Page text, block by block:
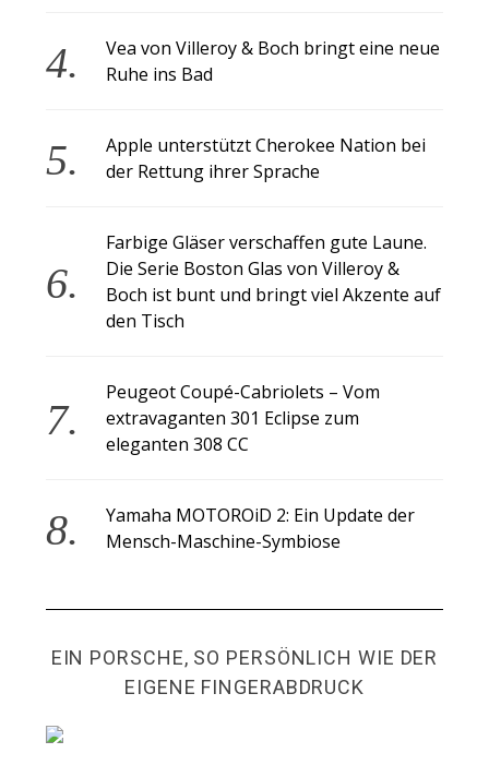
Vea von Villeroy & Boch bringt eine neue
Ruhe ins Bad
Apple unterstützt Cherokee Nation bei
der Rettung ihrer Sprache
Farbige Gläser verschaffen gute Laune.
Die Serie Boston Glas von Villeroy &
Boch ist bunt und bringt viel Akzente auf
den Tisch
Peugeot Coupé-Cabriolets – Vom
extravaganten 301 Eclipse zum
eleganten 308 CC
Yamaha MOTOROiD 2: Ein Update der
Mensch-Maschine-Symbiose
EIN PORSCHE, SO PERSÖNLICH WIE DER
EIGENE FINGERABDRUCK